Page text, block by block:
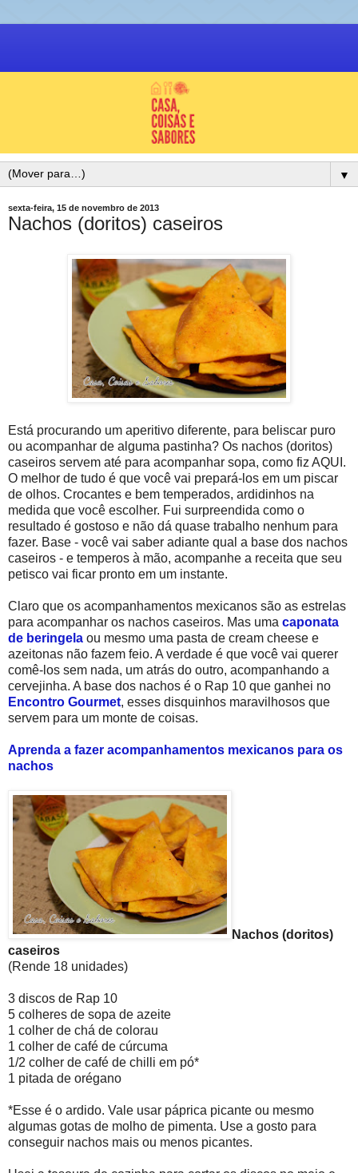
▼
sexta-feira, 15 de novembro de 2013
Nachos (doritos) caseiros
Está procurando um aperitivo diferente, para beliscar puro
ou acompanhar de alguma pastinha? Os nachos (doritos)
caseiros servem até para acompanhar sopa, como fiz AQUI.
O melhor de tudo é que você vai prepará-los em um piscar
de olhos. Crocantes e bem temperados, ardidinhos na
medida que você escolher. Fui surpreendida como o
resultado é gostoso e não dá quase trabalho nenhum para
fazer. Base - você vai saber adiante qual a base dos nachos
caseiros - e temperos à mão, acompanhe a receita que seu
petisco vai ficar pronto em um instante.
Claro que os acompanhamentos mexicanos são as estrelas
para acompanhar os nachos caseiros. Mas uma caponata
de beringela ou mesmo uma pasta de cream cheese e
azeitonas não fazem feio. A verdade é que você vai querer
comê-los sem nada, um atrás do outro, acompanhando a
cervejinha. A base dos nachos é o Rap 10 que ganhei no
Encontro Gourmet, esses disquinhos maravilhosos que
servem para um monte de coisas.
Aprenda a fazer acompanhamentos mexicanos para os
nachos
Nachos (doritos)
caseiros
(Rende 18 unidades)
3 discos de Rap 10
5 colheres de sopa de azeite
1 colher de chá de colorau
1 colher de café de cúrcuma
1/2 colher de café de chilli em pó*
1 pitada de orégano
*Esse é o ardido. Vale usar páprica picante ou mesmo
algumas gotas de molho de pimenta. Use a gosto para
conseguir nachos mais ou menos picantes.